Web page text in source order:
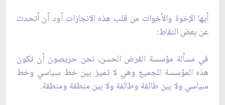
أيها الإخوة والأخوات من قلب هذه الانجازات أود أن أتحدث
عن بعض النقاط:‏
في مسألة مؤسسة القرض الحسن، نحن حريصون أن تكون
هذه المؤسسة للجميع وهي لا تميز بين ‏خط سياسي وخط
سياسي ولا بين طائفة وطائفة ولا بين منطقة ومنطقة.‏